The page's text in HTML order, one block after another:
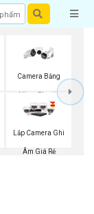
Camera Bằng
Nhựa Plastic
Lắp Camera Ghi
Âm Giá Rẻ